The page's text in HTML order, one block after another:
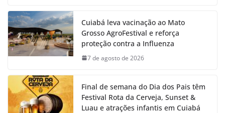
Cuiabá leva vacinação ao Mato
Grosso AgroFestival e reforça
proteção contra a Influenza
7 de agosto de 2026
Final de semana do Dia dos Pais têm
Festival Rota da Cerveja, Sunset &
Luau e atrações infantis em Cuiabá